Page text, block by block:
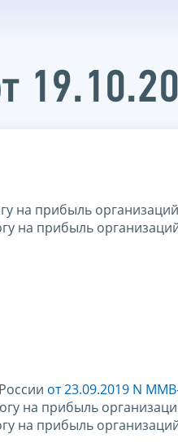
на прибыль
на прибыль
от 23.09.2019 N
на прибыль
на прибыль